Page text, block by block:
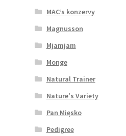
MAC’s konzervy
Magnusson
Mjamjam
Monge
Natural Trainer
Nature's Variety
Pan Mięsko
Pedigree